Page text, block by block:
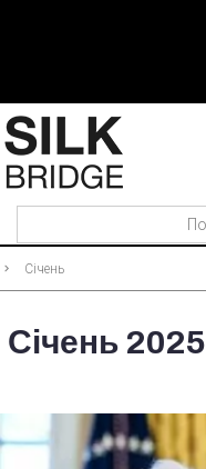
Січень
Січень 2025